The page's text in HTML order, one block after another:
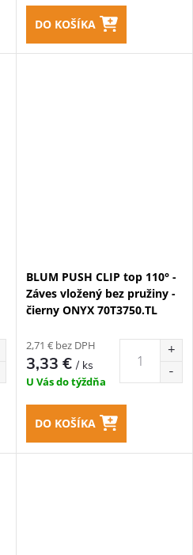
DO KOŠÍKA
BLUM PUSH CLIP top 110° -
Záves vložený bez pružiny -
čierny ONYX 70T3750.TL
2,71 € bez DPH
3,33 €/ ks
U Vás do týždňa
DO KOŠÍKA